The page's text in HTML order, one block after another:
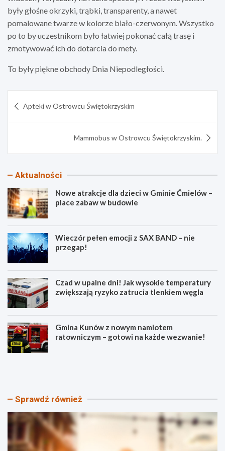
były głośne okrzyki, trąbki, transparenty, a nawet
pomalowane twarze w kolorze biało-czerwonym. Wszystko
po to by uczestnikom było łatwiej pokonać całą trasę i
zmotywować ich do dotarcia do mety.
To były piękne obchody Dnia Niepodległości.
wpisu
Apteki w Ostrowcu Świętokrzyskim
Mammobus w Ostrowcu Świętokrzyskim.
Aktualności
Nowe atrakcje dla dzieci w Gminie Ćmielów –
place zabaw w budowie
Wieczór pełen emocji z SAX BAND – nie
przegap!
Czad w upalne dni! Jak wysokie temperatury
zwiększają ryzyko zatrucia tlenkiem węgla
Gmina Kunów z nowym namiotem
ratowniczym – gotowi na każde wezwanie!
N
t
a
c
j
W
ó
p
ł
e
Sprawdź również